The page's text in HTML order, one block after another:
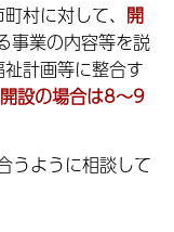
村に対して、 開
事業の内容等を説
計画等に整合す
開設の場合は8～9
うように相談して